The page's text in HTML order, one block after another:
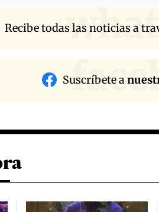
Recibe todas las noticias a
Suscríbete a